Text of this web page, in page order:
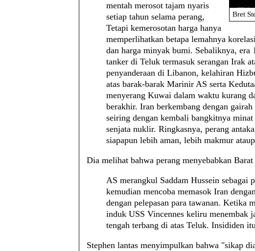
Bret
mentah merosot tajam nyaris
setiap tahun selama perang,
Tetapi kemerosotan harga hanya
memperlihatkan betapa lemahnya
dan harga minyak bumi. Sebaliknya, era
tanker di Teluk termasuk serangan Irak
penyanderaan di Libanon, kelahiran
atas barak-barak Marinir AS serta
menyerang Kuwai dalam waktu kurang
berakhir. Iran berkembang dengan
seiring dengan kembali bangkitnya
senjata nuklir. Ringkasnya, perang
siapapun lebih aman, lebih makmur
Dia melihat bahwa perang menyebabkan
AS merangkul Saddam Hussein sebagai
kemudian mencoba memasok Iran
dengan pelepasan para tawanan. Ketika
induk USS Vincennes keliru menembak
tengah terbang di atas Teluk. Insididen
Stephen lantas menyimpulkan bahwa "sikap